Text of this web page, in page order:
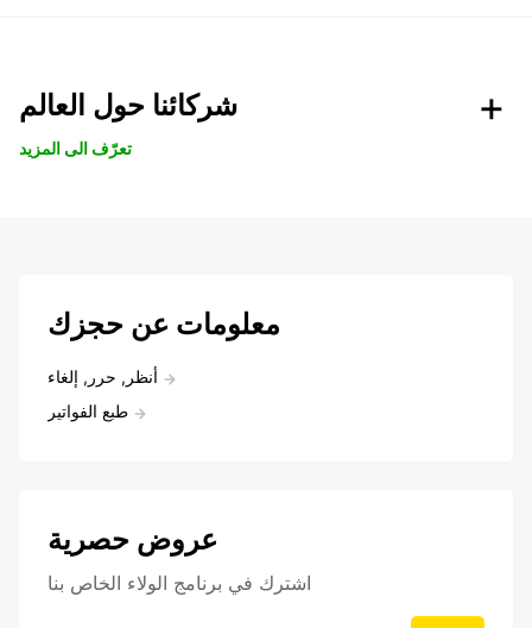
شركائنا حول العالم
تعرّف الى المزيد
معلومات عن حجزك
أنظر, حرر, إلغاء
طبع الفواتير
عروض حصرية
اشترك في برنامج الولاء الخاص بنا